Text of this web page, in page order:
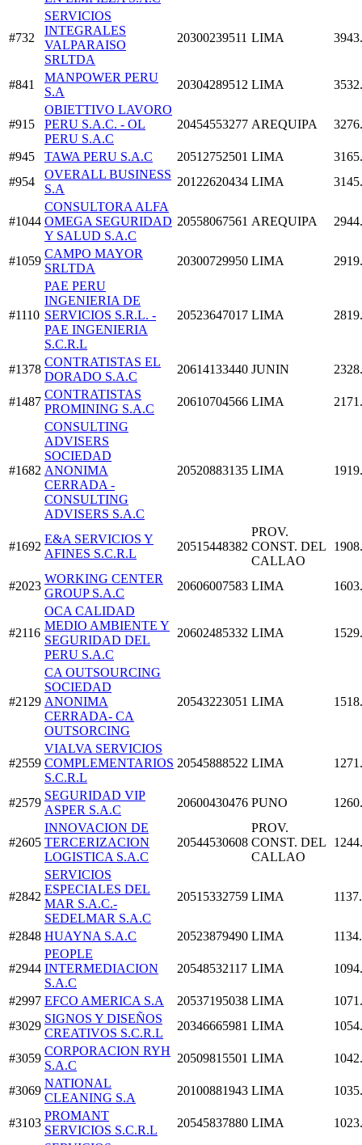
#732
SERVICIOS
INTEGRALES
VALPARAISO
SRLTDA
20300239511 LIMA
#841
MANPOWER PERU
S.A
20304289512 LIMA
#915
OBIETTIVO LAVORO
PERU S.A.C. - OL
PERU S.A.C
20454553277 AREQUIPA
#945 TAWA PERU S.A.C 20512752501 LIMA
#954
OVERALL BUSINESS
S.A
20122620434 LIMA
#1044
CONSULTORA ALFA
OMEGA SEGURIDAD
Y SALUD S.A.C
20558067561 AREQUIPA
#1059
CAMPO MAYOR
SRLTDA
20300729950 LIMA
#1110
PAE PERU
INGENIERIA DE
SERVICIOS S.R.L. -
PAE INGENIERIA
S.C.R.L
20523647017 LIMA
#1378
CONTRATISTAS EL
DORADO S.A.C
20614133440 JUNIN
#1487
CONTRATISTAS
PROMINING S.A.C
20610704566 LIMA
#1682
CONSULTING
ADVISERS
SOCIEDAD
ANONIMA
CERRADA -
CONSULTING
ADVISERS S.A.C
20520883135 LIMA
#1692
E&A SERVICIOS Y
AFINES S.C.R.L
20515448382
PROV.
CONST. DEL
CALLAO
#2023
WORKING CENTER
GROUP S.A.C
20606007583 LIMA
#2116
OCA CALIDAD
MEDIO AMBIENTE Y
SEGURIDAD DEL
PERU S.A.C
20602485332 LIMA
#2129
CA OUTSOURCING
SOCIEDAD
ANONIMA
CERRADA- CA
OUTSORCING
20543223051 LIMA
#2559
VIALVA SERVICIOS
COMPLEMENTARIOS
S.C.R.L
20545888522 LIMA
#2579
SEGURIDAD VIP
ASPER S.A.C
20600430476 PUNO
#2605
INNOVACION DE
TERCERIZACION
LOGISTICA S.A.C
20544530608
PROV.
CONST. DEL
CALLAO
#2842
SERVICIOS
ESPECIALES DEL
MAR S.A.C.-
SEDELMAR S.A.C
20515332759 LIMA
#2848 HUAYNA S.A.C 20523879490 LIMA
#2944
PEOPLE
INTERMEDIACION
S.A.C
20548532117 LIMA
#2997 EFCO AMERICA S.A 20537195038 LIMA
#3029
SIGNOS Y DISEÑOS
CREATIVOS S.C.R.L
20346665981 LIMA
#3059
CORPORACION RYH
S.A.C
20509815501 LIMA
#3069
NATIONAL
CLEANING S.A
20100881943 LIMA
#3103
PROMANT
SERVICIOS S.C.R.L
20545837880 LIMA